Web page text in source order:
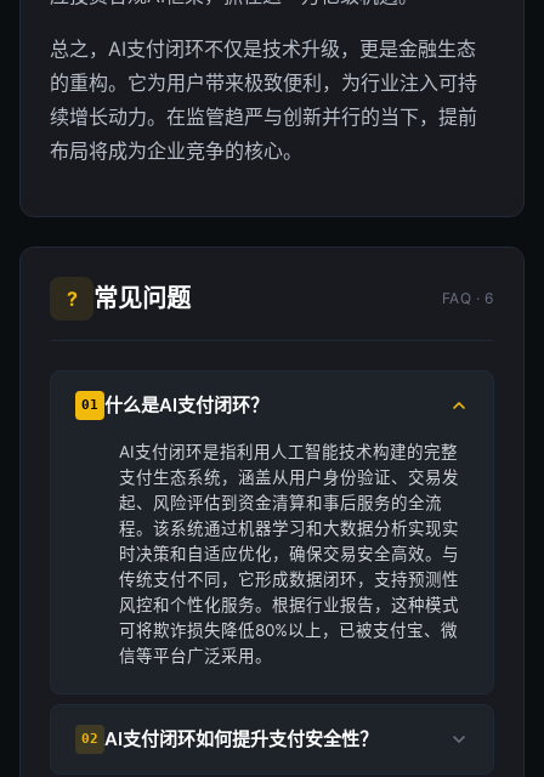
总之，AI支付闭环不仅是技术升级，更是金融生态
的重构。它为用户带来极致便利，为行业注入可持
续增长动力。在监管趋严与创新并行的当下，提前
布局将成为企业竞争的核心。
? 常见问题 FAQ · 6
01 什么是AI支付闭环？
AI支付闭环是指利用人工智能技术构建的完整
支付生态系统，涵盖从用户身份验证、交易发
起、风险评估到资金清算和事后服务的全流
程。该系统通过机器学习和大数据分析实现实
时决策和自适应优化，确保交易安全高效。与
传统支付不同，它形成数据闭环，支持预测性
风控和个性化服务。根据行业报告，这种模式
可将欺诈损失降低80%以上，已被支付宝、微
信等平台广泛采用。
02 AI支付闭环如何提升支付安全性？